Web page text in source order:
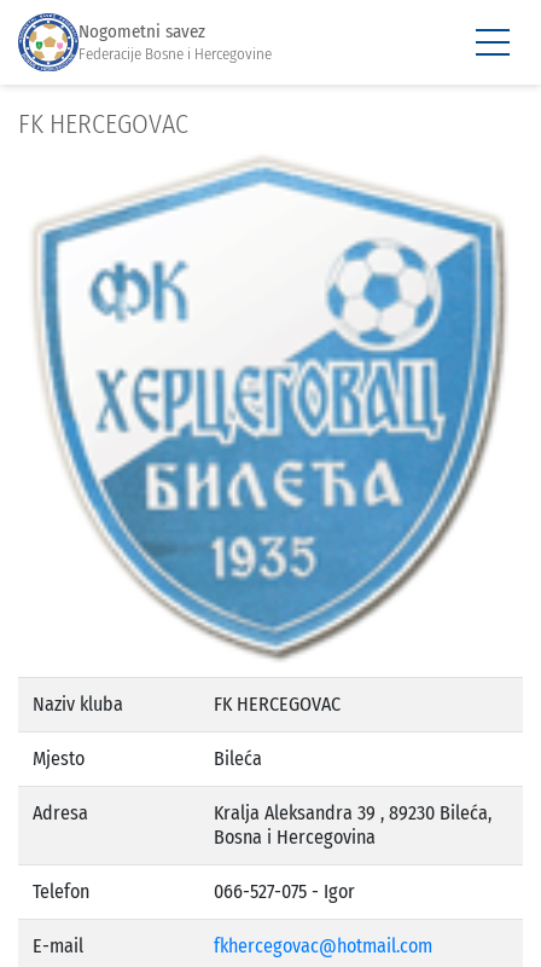
Nogometni savez
Federacije Bosne i Hercegovine
FK HERCEGOVAC
Naziv kluba FK HERCEGOVAC
Mjesto Bileća
Adresa
Kralja Aleksandra 39 , 89230 Bileća,
Bosna i Hercegovina
Telefon 066-527-075 - Igor
E-mail fkhercegovac@hotmail.com